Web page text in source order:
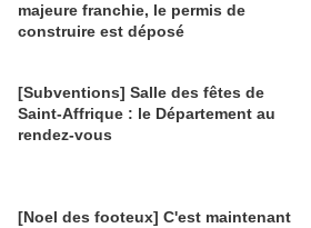
majeure franchie, le permis de
construire est déposé
[Subventions] Salle des fêtes de
Saint-Affrique : le Département au
rendez-vous
[Noel des footeux] C'est maintenant